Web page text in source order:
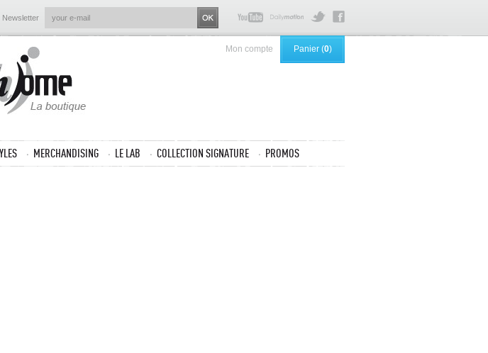
Newsletter
Mon compte Panier (0)
MERCHANDISING LE LAB COLLECTION SIGNATURE PROMOS